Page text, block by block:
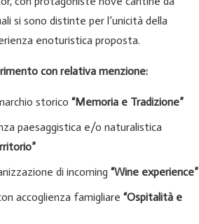
si sono distinte per l’unicità della
enoturistica proposta.
con relativa menzione:
storico “Memoria e Tradizione”
paesaggistica e/o naturalistica
di incoming “Wine experience”
accoglienza famigliare “Ospitalità e